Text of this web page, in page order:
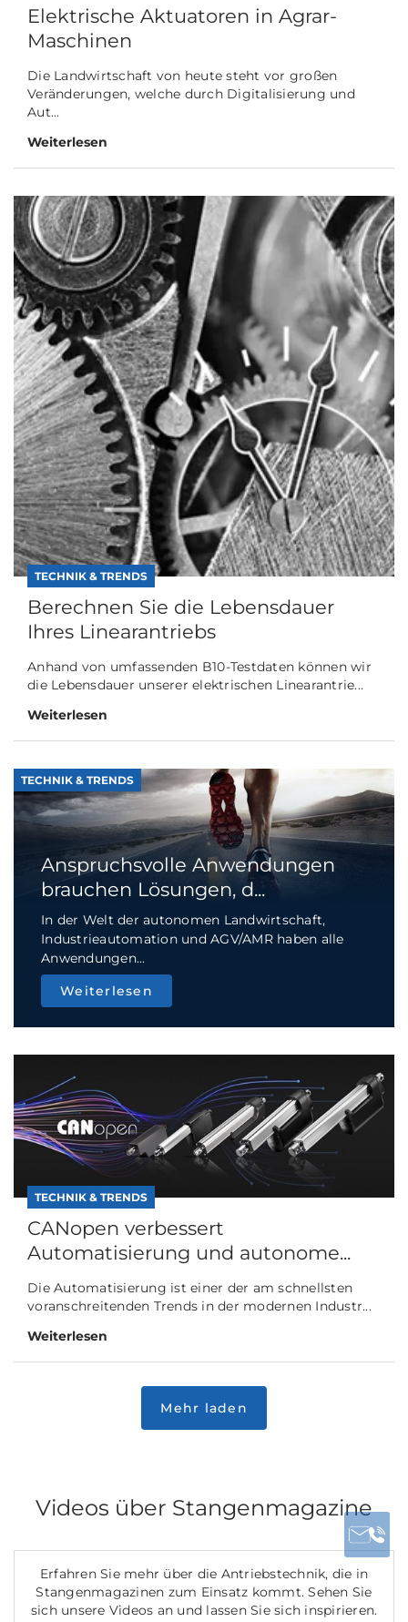
Elektrische Aktuatoren in Agrar-
Maschinen
Die Landwirtschaft von heute steht vor großen
Veränderungen, welche durch Digitalisierung und
Aut...
Weiterlesen
TECHNIK & TRENDS
Berechnen Sie die Lebensdauer
Ihres Linearantriebs
Anhand von umfassenden B10-Testdaten können wir
die Lebensdauer unserer elektrischen Linearantrie...
Weiterlesen
TECHNIK & TRENDS
Anspruchsvolle Anwendungen
brauchen Lösungen, d...
In der Welt der autonomen Landwirtschaft,
Industrieautomation und AGV/AMR haben alle
Anwendungen...
Weiterlesen
TECHNIK & TRENDS
CANopen verbessert
Automatisierung und autonome...
Die Automatisierung ist einer der am schnellsten
voranschreitenden Trends in der modernen Industr...
Weiterlesen
Videos über Stangenmagazine
Erfahren Sie mehr über die Antriebstechnik, die in
Stangenmagazinen zum Einsatz kommt. Sehen Sie
sich unsere Videos an und lassen Sie sich inspirieren.